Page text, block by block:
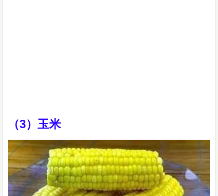
（3）玉米